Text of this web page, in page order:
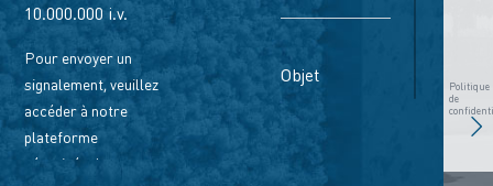
10.000.000 i.v.
Pour envoyer un
signalement, veuillez
accéder à notre
plateforme
sécurisée de
Objet
Politique
de